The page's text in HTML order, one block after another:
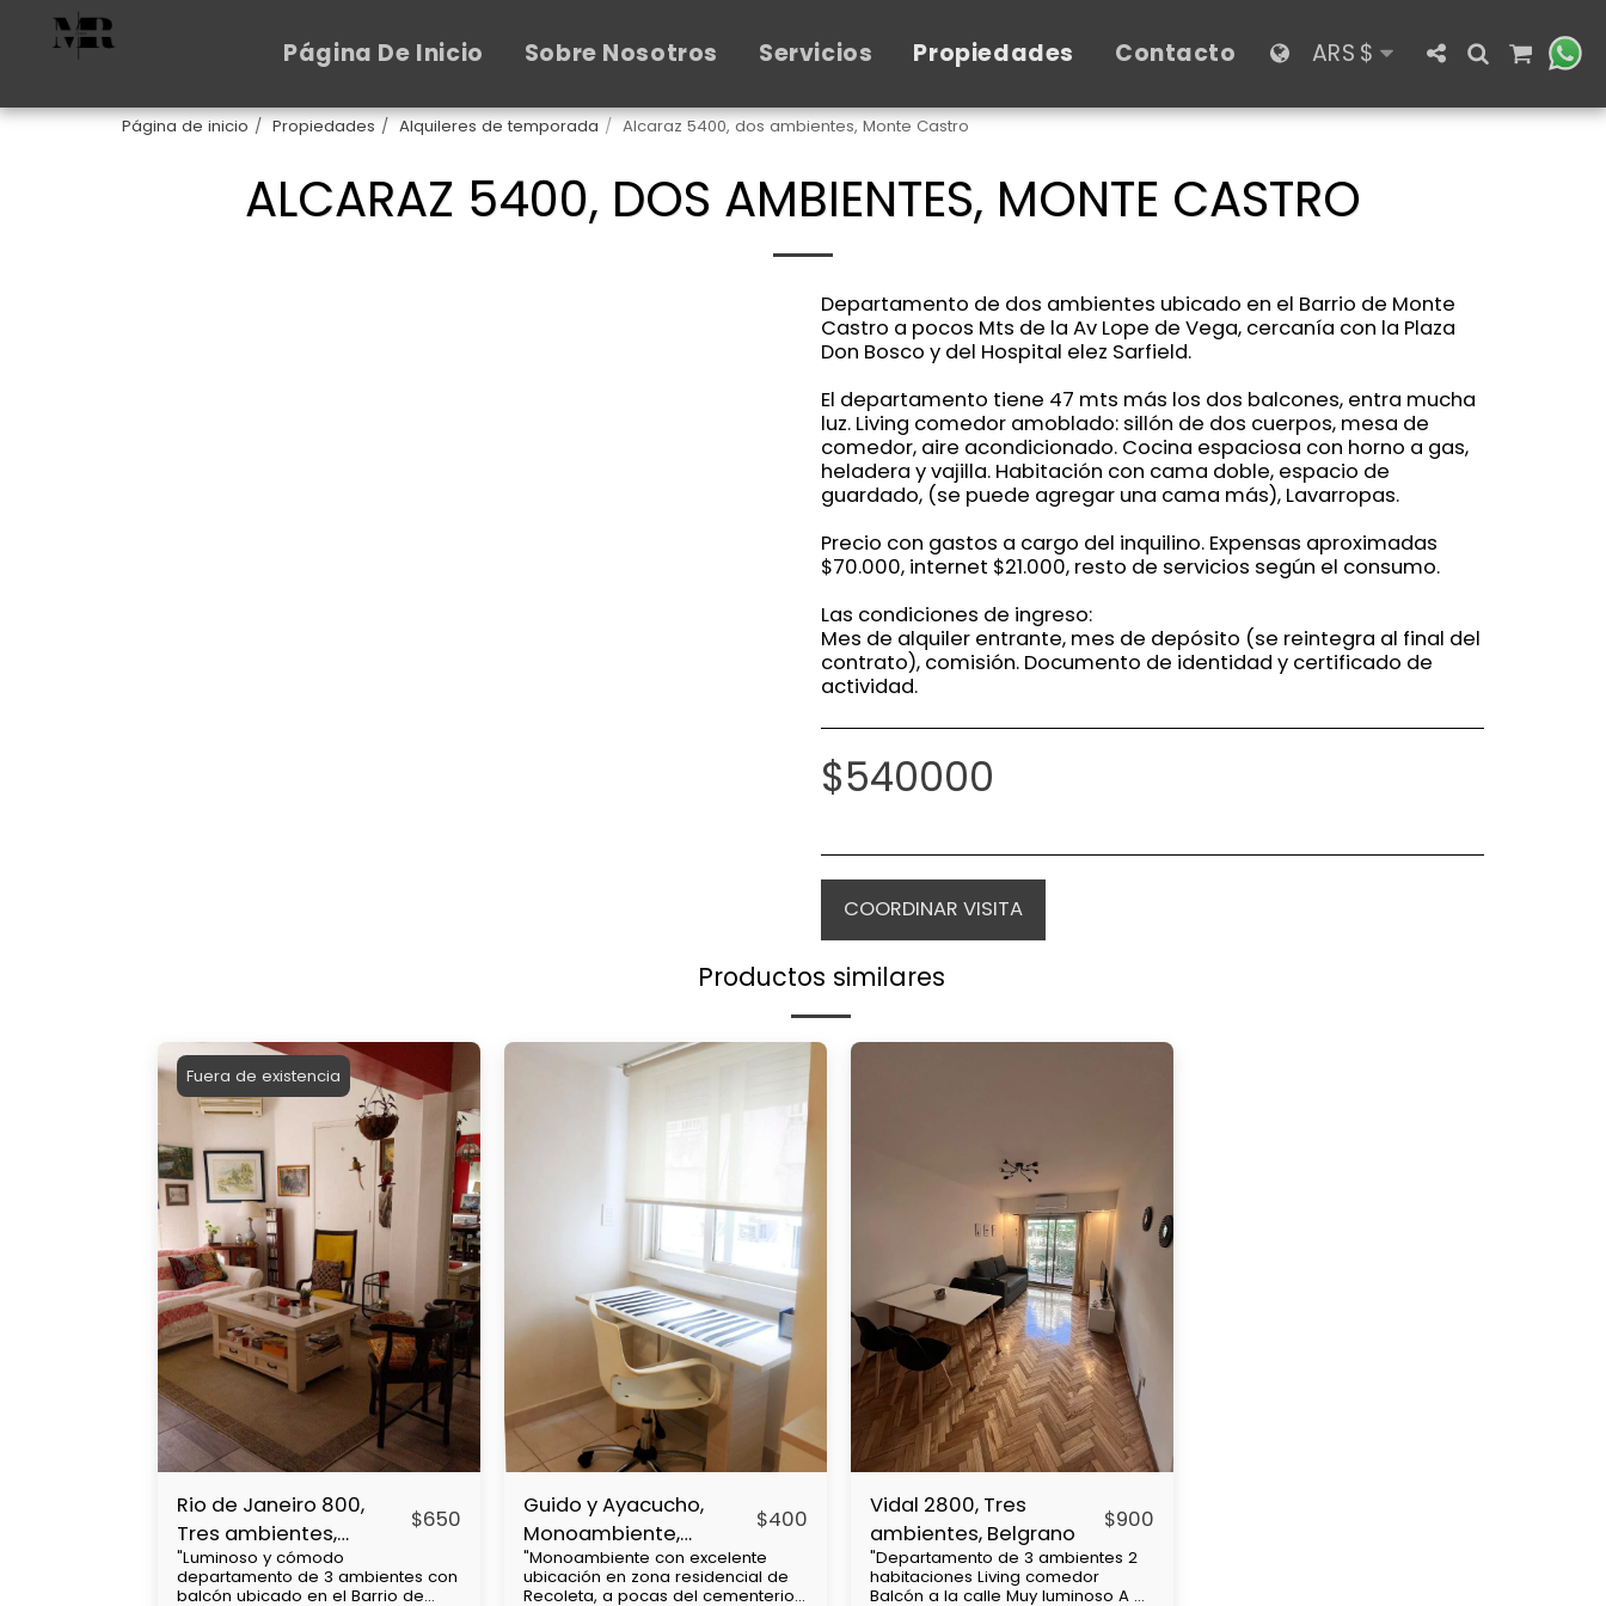
Página De Inicio Sobre Nosotros Servicios Propiedades Contacto ARS $
Página de inicio Propiedades Alquileres de temporada Alcaraz 5400, dos ambientes, Monte Castro
ALCARAZ 5400, DOS AMBIENTES, MONTE CASTRO
Departamento de dos ambientes ubicado en el Barrio de Monte
Castro a pocos Mts de la Av Lope de Vega, cercanía con la Plaza
Don Bosco y del Hospital elez Sarfield.
El departamento tiene 47 mts más los dos balcones, entra mucha
luz. Living comedor amoblado: sillón de dos cuerpos, mesa de
comedor, aire acondicionado. Cocina espaciosa con horno a gas,
heladera y vajilla. Habitación con cama doble, espacio de
guardado, (se puede agregar una cama más), Lavarropas.
Precio con gastos a cargo del inquilino. Expensas aproximadas
$70.000, internet $21.000, resto de servicios según el consumo.
Las condiciones de ingreso:
Mes de alquiler entrante, mes de depósito (se reintegra al final del
contrato), comisión. Documento de identidad y certificado de
actividad.
$540000
COORDINAR VISITA
Productos similares
Fuera de existencia
Rio de Janeiro 800,
Tres ambientes,
Caballito
$650
"Luminoso y cómodo
departamento de 3 ambientes con
balcón ubicado en el Barrio de
Guido y Ayacucho,
Monoambiente,
Recoleta
$400
"Monoambiente con excelente
ubicación en zona residencial de
Recoleta, a pocas del cementerio
Vidal 2800, Tres
ambientes, Belgrano
$900
"Departamento de 3 ambientes 2
habitaciones Living comedor
Balcón a la calle Muy luminoso A 4